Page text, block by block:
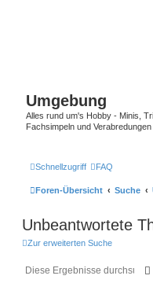
Umgebung
Alles rund um's Hobby - Minis,
Fachsimpeln und
Schnellzugriff FAQ
Foren-Übersicht Suche
Unbeantwortete
Zur erweiterten Suche